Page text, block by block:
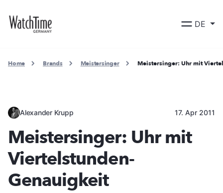
DE
Home Brands Meistersinger Meistersinger: Uhr mit
Alexander Krupp 17. Apr 2011
Meistersinger: Uhr mit
Viertelstunden-
Genauigkeit